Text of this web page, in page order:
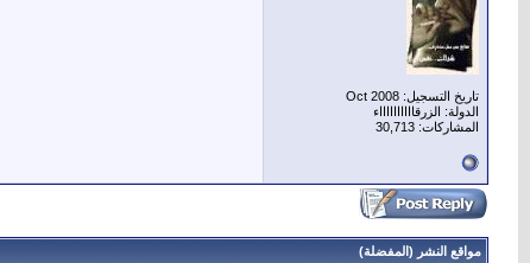
تاريخ التسجيل: Oct 2008
الدولة: الزرقااااااااااء
المشاركات: 30,713
مواقع النشر (المفضلة)